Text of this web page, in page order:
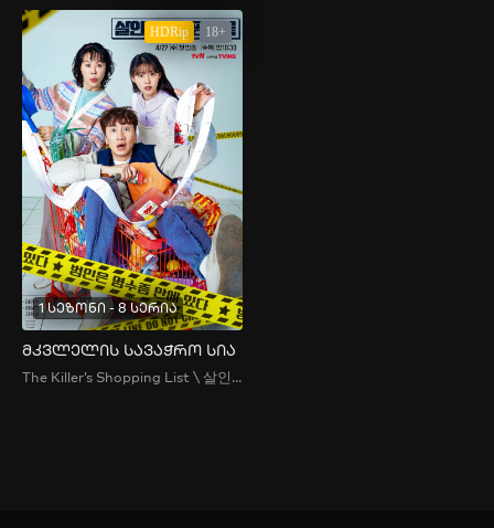
HDRip 18+
1 სეზონი - 8 სერია
მკვლელის სავაჭრო სია
The Killer’s Shopping List \ 살인자의 쇼핑목록